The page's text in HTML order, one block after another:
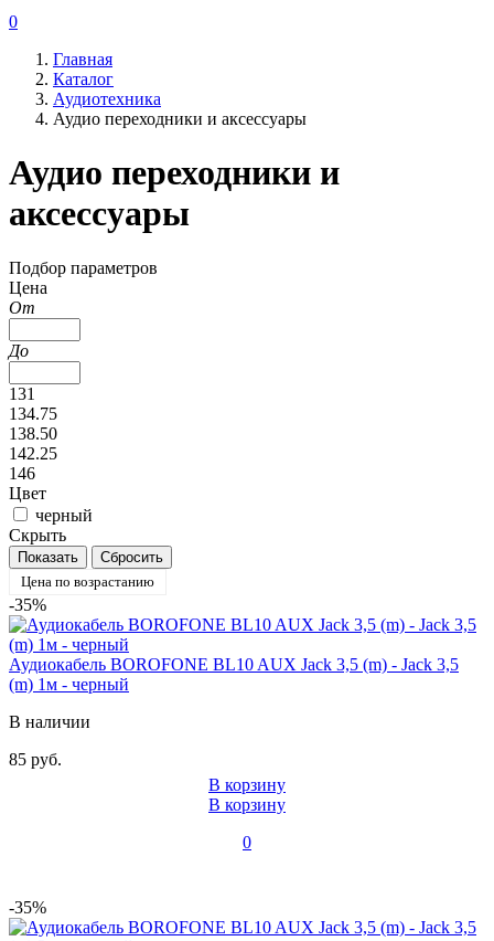
0
Главная
Каталог
Аудиотехника
Аудио переходники и аксессуары
Аудио переходники и
аксессуары
Подбор параметров
Цена
От
До
131
134.75
138.50
142.25
146
Цвет
черный
Скрыть
Цена по возрастанию
-35%
Аудиокабель BOROFONE BL10 AUX Jack 3,5 (m) - Jack 3,5
(m) 1м - черный
В наличии
85 руб.
В корзину
В корзину
0
-35%